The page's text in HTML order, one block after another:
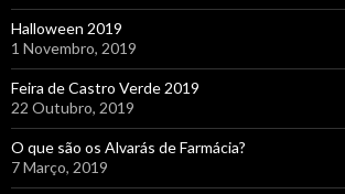
Halloween 2019
1 Novembro, 2019
Feira de Castro Verde 2019
22 Outubro, 2019
O que são os Alvarás de Farmácia?
7 Março, 2019